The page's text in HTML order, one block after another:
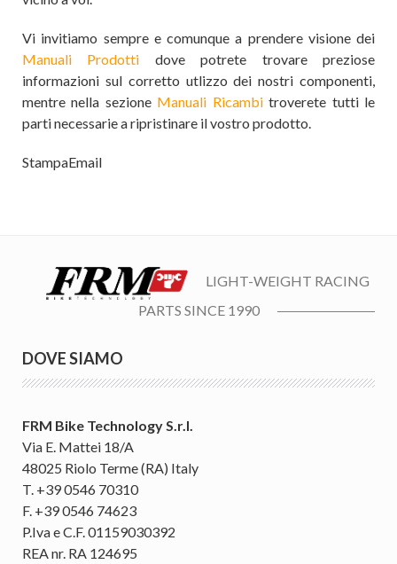
Vi invitiamo sempre e comunque a prendere visione dei
Manuali Prodotti
dove potrete trovare preziose
informazioni sul corretto utlizzo dei nostri componenti,
mentre nella sezione Manuali Ricambitroverete tutti le
parti necessarie a ripristinare il vostro prodotto.
StampaEmail
LIGHT-WEIGHT RACING
PARTS SINCE 1990
DOVE SIAMO
FRM Bike Technology S.r.l.
Via E. Mattei 18/A
48025 Riolo Terme (RA) Italy
T. +39 0546 70310
F. +39 0546 74623
P.Iva e C.F. 01159030392
REA nr. RA 124695